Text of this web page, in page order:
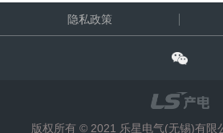
隐私政策
版权所有 © 2021 乐星电气(无锡)有